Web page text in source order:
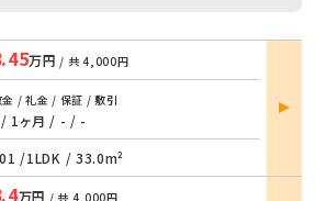
万円 / 共4,000円
金 / 礼金 / 保証 / 敷引
1ヶ月 / - / -
/1LDK / 33.0m²
部屋
詳細
万円 / 共 4,000円